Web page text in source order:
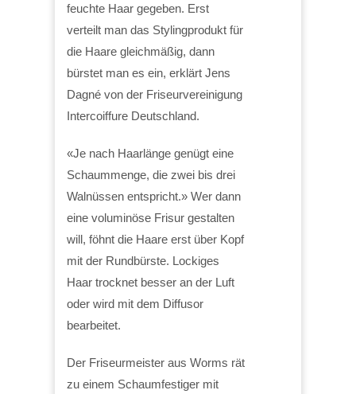
feuchte Haar gegeben. Erst
verteilt man das Stylingprodukt für
die Haare gleichmäßig, dann
bürstet man es ein, erklärt Jens
Dagné von der Friseurvereinigung
Intercoiffure Deutschland.
«Je nach Haarlänge genügt eine
Schaummenge, die zwei bis drei
Walnüssen entspricht.» Wer dann
eine voluminöse Frisur gestalten
will, föhnt die Haare erst über Kopf
mit der Rundbürste. Lockiges
Haar trocknet besser an der Luft
oder wird mit dem Diffusor
bearbeitet.
Der Friseurmeister aus Worms rät
zu einem Schaumfestiger mit